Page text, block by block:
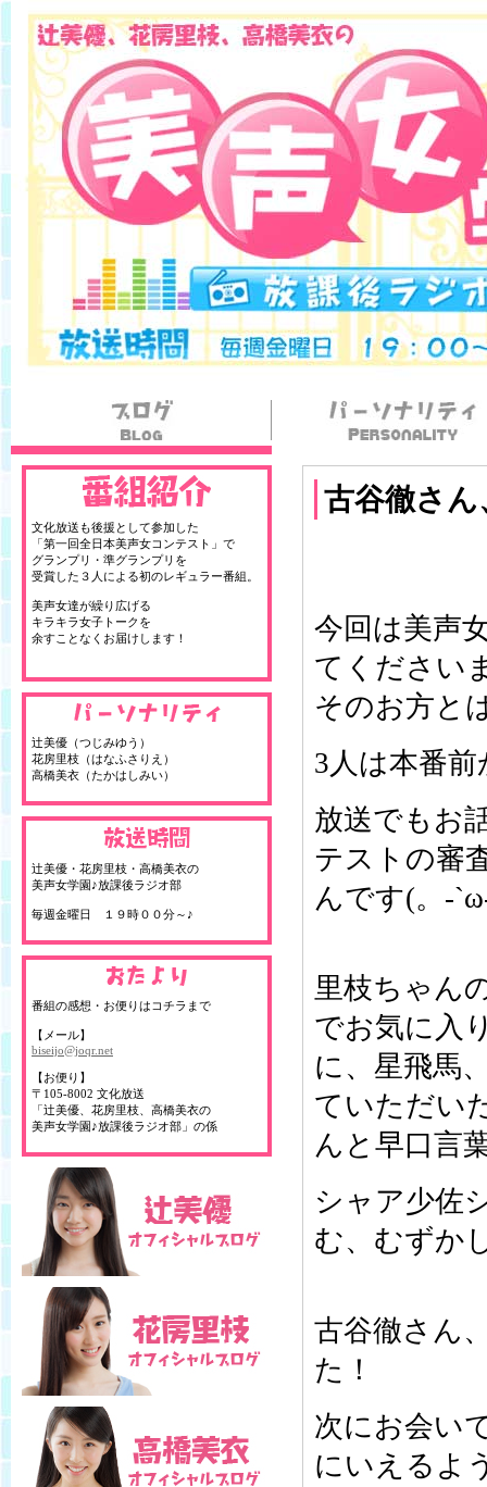
古谷徹さ
今回は美声
てください
そのお方と
3人は本番
放送でもお
テストの審
んです(。-
里枝ちゃん
でお気に入
に、星飛馬
ていただい
んと早口言
シャア少佐
む、むずか
古谷徹さん
た！
次にお会い
にいえるよ
文化放送も後援として参加した
「第一回全日本美声女コンテスト」で
グランプリ・準グランプリを
受賞した３人による初のレギュラー番組。
美声女達が繰り広げる
キラキラ女子トークを
余すことなくお届けします！
辻美優（つじみゆう）
花房里枝（はなふさりえ）
高橋美衣（たかはしみい）
辻美優・花房里枝・高橋美衣の
美声女学園♪放課後ラジオ部
毎週金曜日 １９時００分～♪
番組の感想・お便りはコチラまで
【メール】
biseijo@joqr.net
【お便り】
〒105-8002 文化放送
「辻美優、花房里枝、高橋美衣の
美声女学園♪放課後ラジオ部」の係